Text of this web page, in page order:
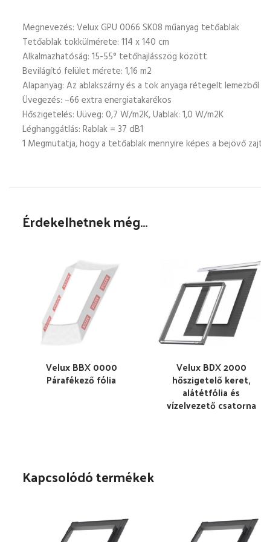
Megnevezés: Velux GPU 0066 SK08 műanyag tetőablak
Tetőablak tokkülmérete: 114 x 140 cm
Alkalmazhatóság: 15-55° tetőhajlásszög között
Bevilágító felület mérete: 1,16 m2
Alapanyag: Az ablakszárny és a tok anyaga rétegelt
Üvegezés: –66 extra energiatakarékos
Hőszigetelés: Uüveg: 0,7 W/m2K, Uablak: 1,0 W/m2K
Léghanggátlás: Rablak = 37 dB1
1 Megmutatja, hogy a tetőablak mennyire képes a bejövő
Érdekelhetnek még…
Velux BBX 0000
Párafékező fólia
Velux BDX 2000
hőszigetelő keret,
alátétfólia és
vízelvezető csatorna
Kapcsolódó termékek